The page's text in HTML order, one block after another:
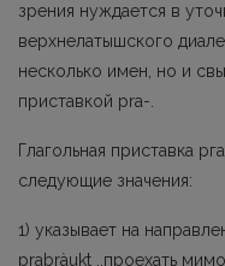
зрения нуждается в
верхнелатышского
несколько имен, но и
приставкой рrа-.
Глагольная приставка
следующие значения:
1) указывает на
prabràukt ,,проехать